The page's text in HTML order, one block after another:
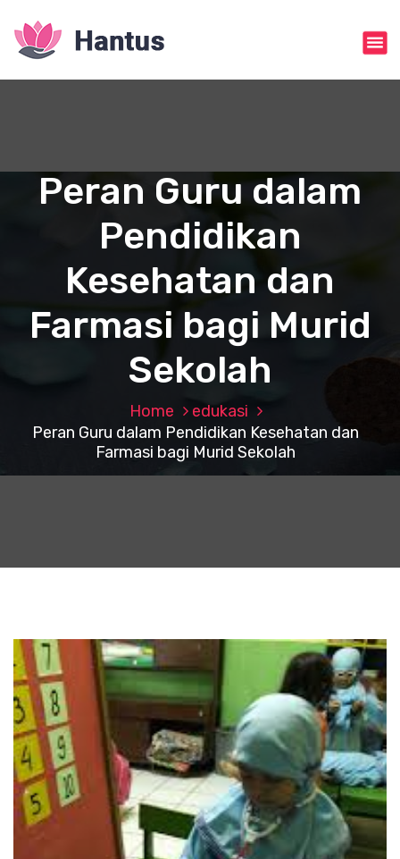
Peran Guru dalam
Pendidikan
Kesehatan dan
Farmasi bagi Murid
Sekolah
Home
edukasi
Peran Guru dalam Pendidikan Kesehatan dan
Farmasi bagi Murid Sekolah